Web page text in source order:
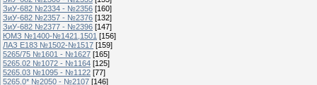
ЗиУ-682 №2334 - №2356 [160]
ЗиУ-682 №2357 - №2376 [132]
ЗиУ-682 №2377 - №2396 [147]
ЮМЗ №1400-№1421,1501 [156]
ЛАЗ Е183 №1502-№1517 [159]
5265/75 №1601 - №1627 [165]
5265.02 №1072 - №1164 [125]
5265.03 №1095 - №1122 [77]
5265.0* №2050 - №2107 [146]